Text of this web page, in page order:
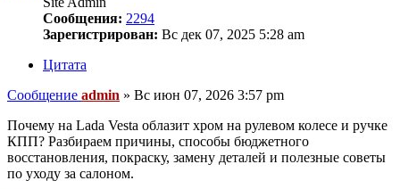
Сообщения: 2294
Зарегистрирован: Вс дек 07, 2025 5:28 am
Цитата
Сообщение admin » Вс июн 07, 2026 3:57 pm
Почему на Lada Vesta облазит хром на рулевом колесе и ручке
КПП? Разбираем причины, способы бюджетного
восстановления, покраску, замену деталей и полезные советы
по уходу за салоном.